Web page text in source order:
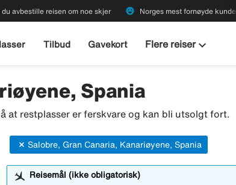
avbestille reisen om noe skjer emoji_emotions Norges mest fornøyde kunder
Tilbud Gavekort Flere reiserkeyboard_arrow_down
Spania
at restplasser er ferskvare og kan bli utsolgt fort.
Reisemål (ikke obligatorisk)
Salobre, Gran Canaria, Kanariøyene, Spania